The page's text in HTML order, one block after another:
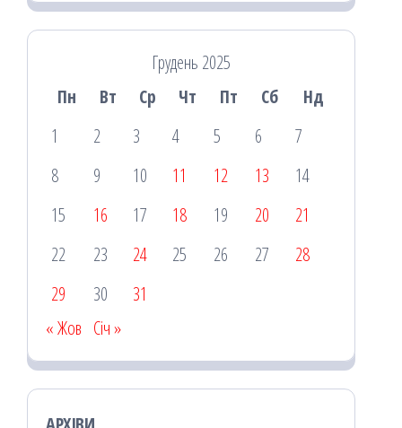
Грудень 2025
Пн
Вт Ср Чт Пт Сб
Нд
1
2 3 4 5 6
7
8
9 10 11 12 13
14
15
16 17 18 19 20
21
22
23 24 25 26 27
28
29
30
31
« Жов Січ »